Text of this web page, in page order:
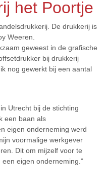
het Poortje
De drukkerij is
Weeren.
geweest in de grafische
bij drukkerij
nog gewerkt bij een aantal
Utrecht bij de stichting
een baan als
eigen onderneming werd
voormalige werkgever
Dit om mijzelf voor te
eigen onderneming.”